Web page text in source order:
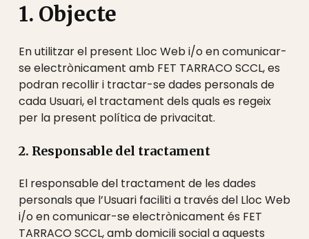
1. Objecte
En utilitzar el present Lloc Web i/o en comunicar-
se electrònicament amb FET TARRACO SCCL, es
podran recollir i tractar-se dades personals de
cada Usuari, el tractament dels quals es regeix
per la present política de privacitat.
2. Responsable del tractament
El responsable del tractament de les dades
personals que l’Usuari faciliti a través del Lloc Web
i/o en comunicar-se electrònicament és FET
TARRACO SCCL, amb domicili social a aquests